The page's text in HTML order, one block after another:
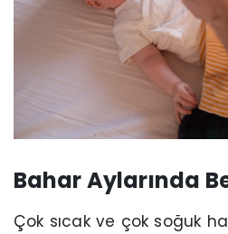
Bahar Aylarında
Çok sıcak ve çok soğuk